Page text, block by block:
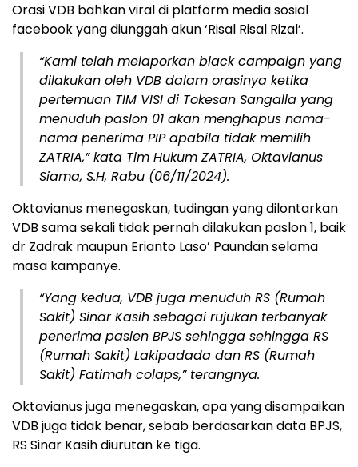
Orasi VDB bahkan viral di platform media sosial
facebook yang diunggah akun ‘Risal Risal Rizal’.
“Kami telah melaporkan black campaign yang
dilakukan oleh VDB dalam orasinya ketika
pertemuan TIM VISI di Tokesan Sangalla yang
menuduh paslon 01 akan menghapus nama-
nama penerima PIP apabila tidak memilih
ZATRIA,” kata Tim Hukum ZATRIA, Oktavianus
Siama, S.H, Rabu (06/11/2024).
Oktavianus menegaskan, tudingan yang dilontarkan
VDB sama sekali tidak pernah dilakukan paslon 1, baik
dr Zadrak maupun Erianto Laso’ Paundan selama
masa kampanye.
“Yang kedua, VDB juga menuduh RS (Rumah
Sakit) Sinar Kasih sebagai rujukan terbanyak
penerima pasien BPJS sehingga sehingga RS
(Rumah Sakit) Lakipadada dan RS (Rumah
Sakit) Fatimah colaps,” terangnya.
Oktavianus juga menegaskan, apa yang disampaikan
VDB juga tidak benar, sebab berdasarkan data BPJS,
RS Sinar Kasih diurutan ke tiga.